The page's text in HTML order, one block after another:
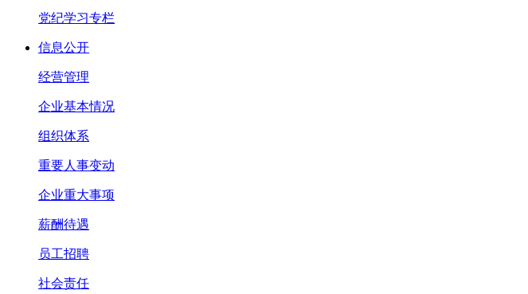
党纪学习专栏
信息公开
经营管理
企业基本情况
组织体系
重要人事变动
企业重大事项
薪酬待遇
员工招聘
社会责任